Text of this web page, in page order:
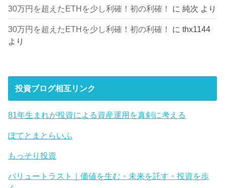
30万円を超えたETHを少し利確！初の利確！ に純次 より
30万円を超えたETHを少し利確！初の利確！ にthx1144
より
投資ブログ相互リンク
81年生まれが投資による資産運用を真剣に考える
ぽてとまとらいふ
もっそり投資
バリュートラスト｜価値を生む・未来を託す・投資を歩